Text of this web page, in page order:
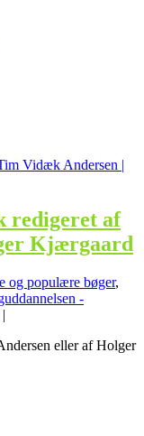
redigeret af
Kjærgaard
og populære bøger,
-
|
eller af Holger